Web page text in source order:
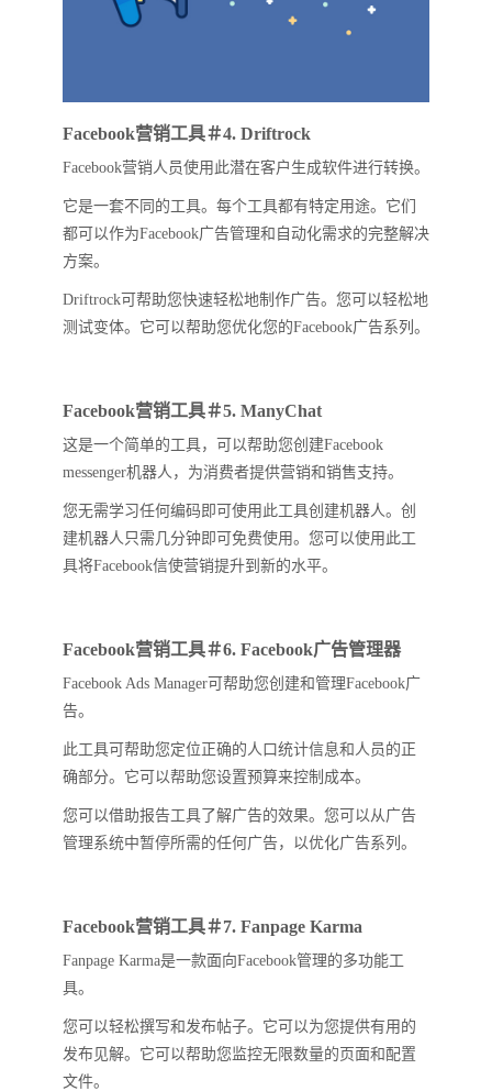
Facebook营销工具＃4. Driftrock
Facebook营销人员使用此潜在客户生成软件进行转换。
它是一套不同的工具。每个工具都有特定用途。它们
都可以作为Facebook广告管理和自动化需求的完整解决
方案。
Driftrock可帮助您快速轻松地制作广告。您可以轻松地
测试变体。它可以帮助您优化您的Facebook广告系列。
Facebook营销工具＃5. ManyChat
这是一个简单的工具，可以帮助您创建Facebook
messenger机器人，为消费者提供营销和销售支持。
您无需学习任何编码即可使用此工具创建机器人。创
建机器人只需几分钟即可免费使用。您可以使用此工
具将Facebook信使营销提升到新的水平。
Facebook营销工具＃6. Facebook广告管理器
Facebook Ads Manager可帮助您创建和管理Facebook广
告。
此工具可帮助您定位正确的人口统计信息和人员的正
确部分。它可以帮助您设置预算来控制成本。
您可以借助报告工具了解广告的效果。您可以从广告
管理系统中暂停所需的任何广告，以优化广告系列。
Facebook营销工具＃7. Fanpage Karma
Fanpage Karma是一款面向Facebook管理的多功能工
具。
您可以轻松撰写和发布帖子。它可以为您提供有用的
发布见解。它可以帮助您监控无限数量的页面和配置
文件。